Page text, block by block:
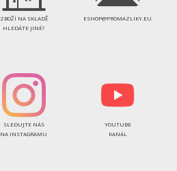
ZBOŽÍ NA SKLADĚ
HLEDÁTE JINÉ?
ESHOP@PROMAZLIKY.EU
SLEDUJTE NÁS
NA INSTAGRAMU
YOUTUBE
KANÁL